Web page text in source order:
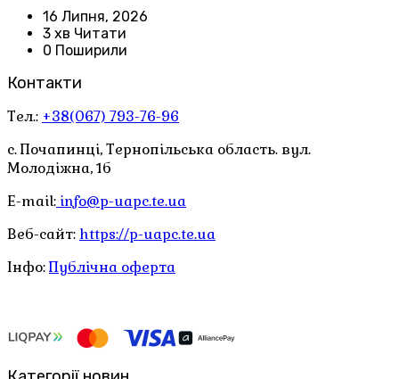
16 Липня, 2026
3 хв Читати
0 Поширили
Контакти
Тел.: +38(067) 793-76-96
с. Почапинці, Тернопільська область. вул.
Молодіжна, 1б
E-mail: info@p-uapc.te.ua
Веб-сайт: https://p-uapc.te.ua
Інфо:Публічна оферта